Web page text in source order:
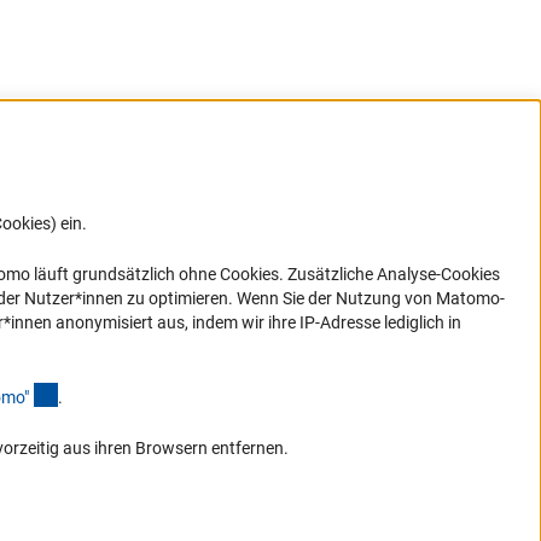
ein.
Link)
läuft grundsätzlich ohne Cookies. Zusätzliche Analyse-Cookies
Nutzer*innen zu optimieren. Wenn Sie der Nutzung von Matomo-
anonymisiert aus, indem wir ihre IP-Adresse lediglich in
" .
aus ihren Browsern entfernen.